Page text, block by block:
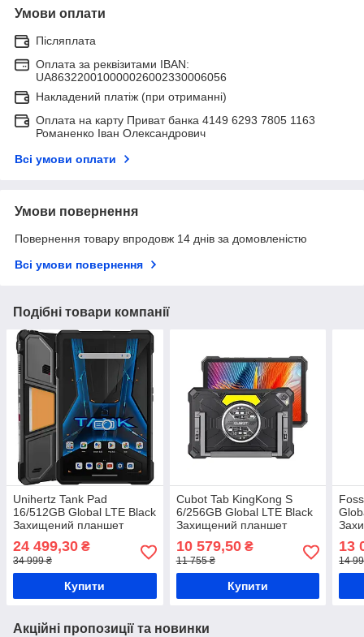
Умови оплати
Післяплата
Оплата за реквізитами IBAN:
UA863220010000026002330006056
Накладений платіж (при отриманні)
Оплата на карту Приват банка 4149 6293 7805 1163
Романенко Іван Олександрович
Всі умови оплати
Умови повернення
Повернення товару впродовж 14 днів за домовленістю
Всі умови повернення
Подібні товари компанії
Unihertz Tank Pad
16/512GB Global LTE Black
Захищений планшет
MediaTek Dimensity 8200
21000 мАг
24 499,30 ₴
34 999 ₴
Купити
Cubot Tab KingKong S
6/256GB Global LTE Black
Захищений планшет
Unisoc Tiger T616 15300
мАг
10 579,50₴
11 755 ₴
Купити
мАг
13
14
Акційні пропозиції та новинки